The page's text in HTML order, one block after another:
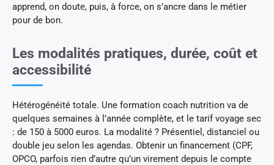
apprend, on doute, puis, à force, on s’ancre dans le métier
pour de bon.
Les modalités pratiques, durée, coût et
accessibilité
Hétérogénéité totale. Une formation coach nutrition va de
quelques semaines à l’année complète, et le tarif voyage sec
: de 150 à 5000 euros. La modalité ? Présentiel, distanciel ou
double jeu selon les agendas. Obtenir un financement (CPF,
OPCO, parfois rien d’autre qu’un virement depuis le compte